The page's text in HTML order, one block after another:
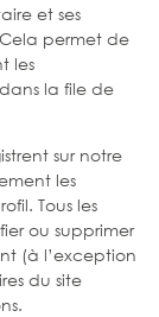
et ses
permet de
les
la file de
sur notre
les
Tous les
ou supprimer
(à l’exception
du site